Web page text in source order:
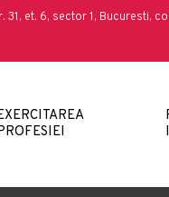
31, et. 6, sector 1, Bucuresti,